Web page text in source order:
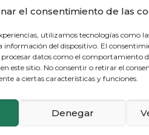
el consentimiento de las
utilizamos tecnologías como
información del dispositivo. El
datos como el comportamiento
este sitio. No consentir o retirar el
a ciertas características y funciones.
Denegar